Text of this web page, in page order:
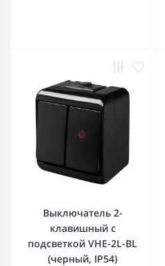
Выключатель 2-
клавишный с
подсветкой VHE-2L-BL
(черный, IP54)